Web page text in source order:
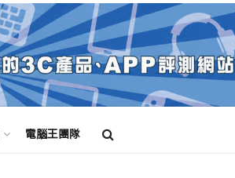
電腦王團隊